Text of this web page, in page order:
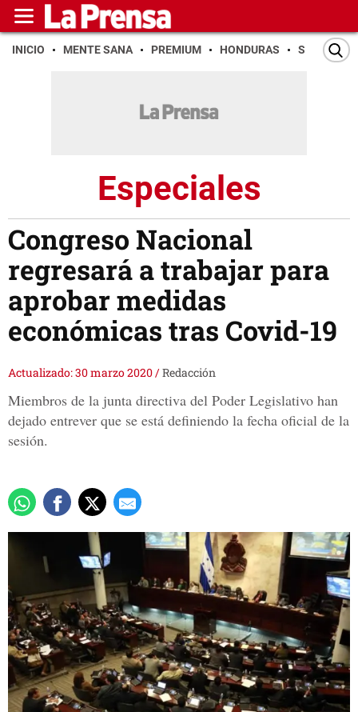
INICIO MENTE SANA PREMIUM HONDURAS SAN PEDRO
Especiales
Congreso Nacional
regresará a trabajar para
aprobar medidas
económicas tras Covid-19
Actualizado: 30 marzo 2020/Redacción
Miembros de la junta directiva del Poder Legislativo han
dejado entrever que se está definiendo la fecha oficial de la
sesión.